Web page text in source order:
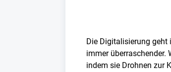
Die Digitalisierung geht
immer überraschender.
indem sie Drohnen zur